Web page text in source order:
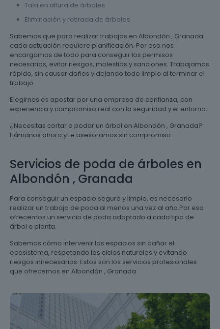
Tala en altura de árboles
Eliminación y retirada de árboles
Sabemos que para realizar trabajos en Albondón , Granada
cada actuación requiere planificación. Por eso nos
encargamos de todo para conseguir los permisos
necesarios, evitar riesgos, molestias y sanciones. Trabajamos
rápido, sin causar daños y dejando todo limpio al terminar el
trabajo.
Elegirnos es apostar por una empresa de confianza, con
experiencia y compromiso real con la seguridad y el entorno.
¿Necesitas cortar o podar un árbol en Albondón , Granada?
Llámanos ahora y te asesoramos sin compromiso.
Servicios de poda de árboles en
Albondón , Granada
Para conseguir un espacio seguro y limpio, es necesario
realizar un trabajo de poda al menos una vez al año.Por eso
ofrecemos un servicio de poda adaptado a cada tipo de
árbol o planta.
Sabemos cómo intervenir los espacios sin dañar el
ecosistema, respetando los ciclos naturales y evitando
riesgos innecesarios. Estos son los servicios profesionales
que ofrecemos en Albondón , Granada.